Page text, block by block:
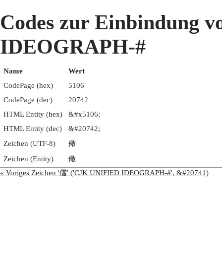
Codes zur Einbindung
IDEOGRAPH-#
Name
Wert
CodePage (hex)
5106
CodePage (dec)
20742
HTML Entity (hex)
&#x5106;
HTML Entity (dec)
&#20742;
Zeichen (UTF-8)
儆
Zeichen (Entity)
儆
« Voriges Zeichen '儅' ('CJK UNIFIED IDEOGRAPH-#', &#20741)